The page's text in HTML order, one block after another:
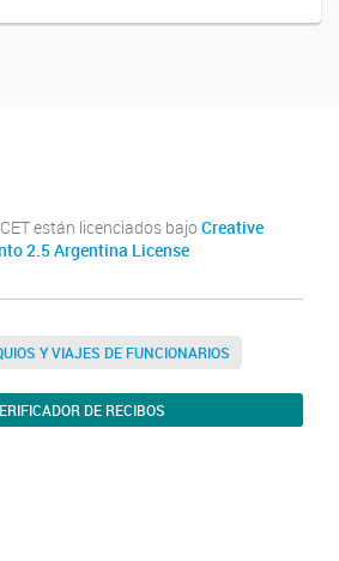
están licenciados bajo Creative
2.5 Argentina License
Y VIAJES DE FUNCIONARIOS
DE RECIBOS